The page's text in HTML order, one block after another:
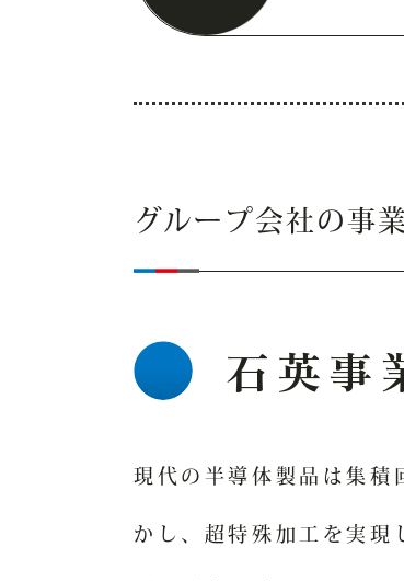
グループ会社の事業
石英事
現代の半導体製品は集積
かし、超特殊加工を実現